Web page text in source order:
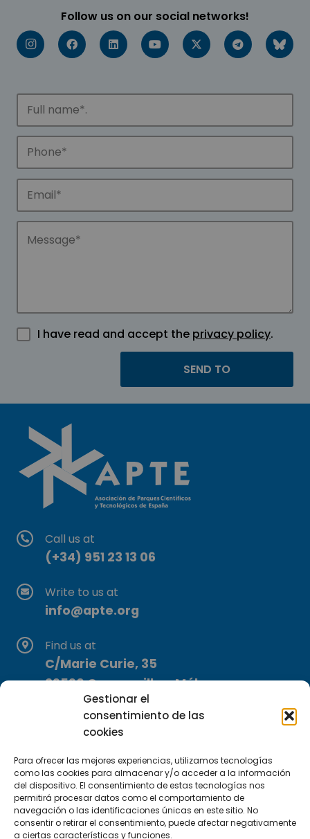
Gestionar el
consentimiento de las
cookies
Para ofrecer las mejores experiencias, utilizamos tecnologías
como las cookies para almacenar y/o acceder a la información
del dispositivo. El consentimiento de estas tecnologías nos
permitirá procesar datos como el comportamiento de
navegación o las identificaciones únicas en este sitio. No
consentir o retirar el consentimiento, puede afectar negativamente
a ciertas características y funciones.
Follow us on our social networks!
I have read and accept the privacy policy.
Call us at
(+34) 951 23 13 06
Write to us at
info@apte.org
Find us at
C/Marie Curie, 35
29590 Campanillas, Málaga
Subscribe to our Newsletter
SUBSCRIBE HERE